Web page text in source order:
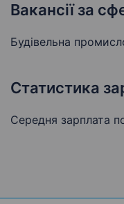
Вакансії за
Будівельна
Статистика
Середня зарплата